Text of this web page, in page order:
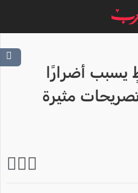
أضرارًا
مثيرة